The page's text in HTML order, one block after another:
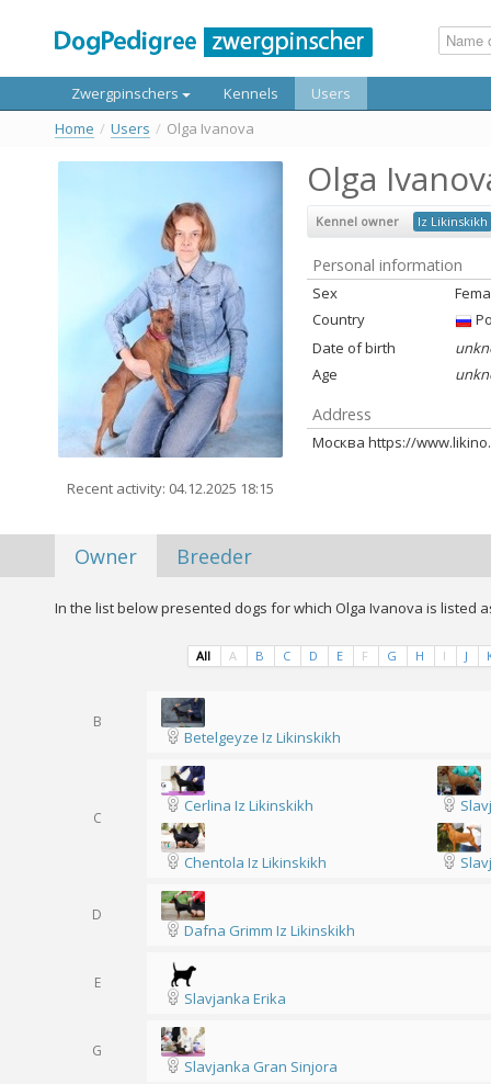
Zwergpinschers Kennels
Users
Home / Users / Olga Ivanova
Recent activity: 04.12.2025 18:15
Olga
Kennel owner Iz Likinskikh
Personal information
Sex
Country
Date of birth
Age
Address
Москва https://
Owner Breeder
In the list below presented dogs for which Olga Ivanova is listed
All A B C D E F G H I J
B
Betelgeyze Iz Likinskikh
C
Cerlina Iz Likinskikh
Chentola Iz Likinskikh
D
Dafna Grimm Iz Likinskikh
E
Slavjanka Erika
G
Slavjanka Gran Sinjora